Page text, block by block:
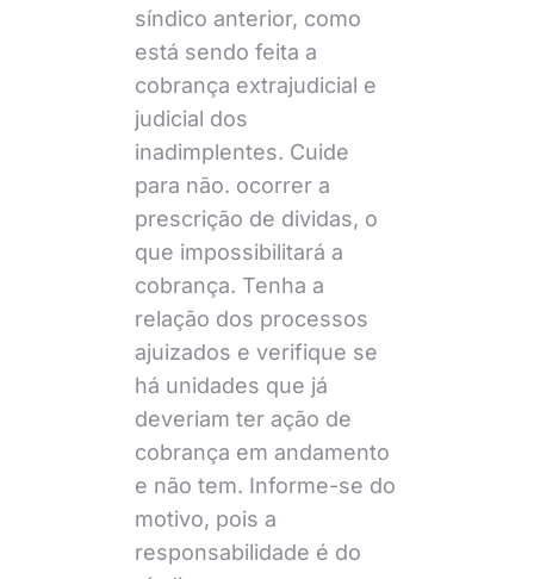
síndico anterior, como
está sendo feita a
cobrança extrajudicial e
judicial dos
inadimplentes. Cuide
para não. ocorrer a
prescrição de dividas, o
que impossibilitará a
cobrança. Tenha a
relação dos processos
ajuizados e verifique se
há unidades que já
deveriam ter ação de
cobrança em andamento
e não tem. Informe-se do
motivo, pois a
responsabilidade é do